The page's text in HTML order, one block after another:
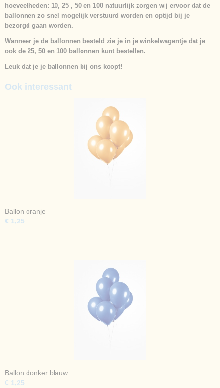
hoeveelheden: 10, 25 , 50 en 100 natuurlijk zorgen wij ervoor dat de
ballonnen zo snel mogelijk verstuurd worden en optijd bij je
bezorgd gaan worden.
Wanneer je de ballonnen besteld zie je in je winkelwagentje dat je
ook de 25, 50 en 100 ballonnen kunt bestellen.
Leuk dat je je ballonnen bij ons koopt!
Ook interessant
Ballon oranje
€ 1,25
Ballon donker blauw
€ 1,25